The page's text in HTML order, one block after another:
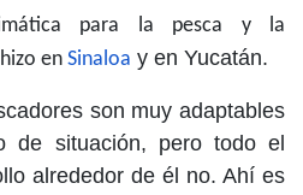
para la pesca y la
en Sinaloa y en Yucatán.
son muy adaptables
de situación, pero todo el
alrededor de él no. Ahí es